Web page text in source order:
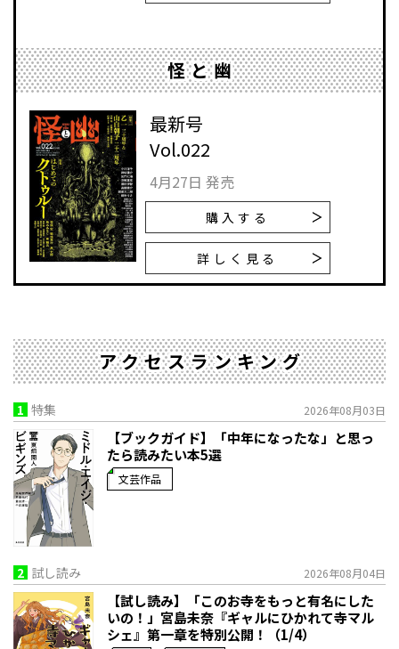
怪と幽
最新号
Vol.022
4月27日 発売
購入する
詳しく見る
アクセスランキング
1 特集 2026年08月03日
【ブックガイド】「中年になったな」と思っ
たら読みたい本5選
文芸作品
2 試し読み 2026年08月04日
【試し読み】「このお寺をもっと有名にした
いの！」宮島未奈『ギャルにひかれて寺マル
シェ』第一章を特別公開！（1/4）